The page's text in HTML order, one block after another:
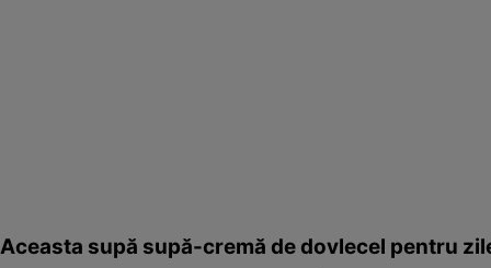
Aceasta supă supă-cremă de dovlecel pentru